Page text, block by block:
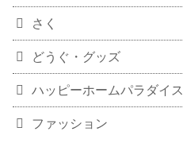
さく
どうぐ・グッズ
ハッピーホームパラダイス
ファッション